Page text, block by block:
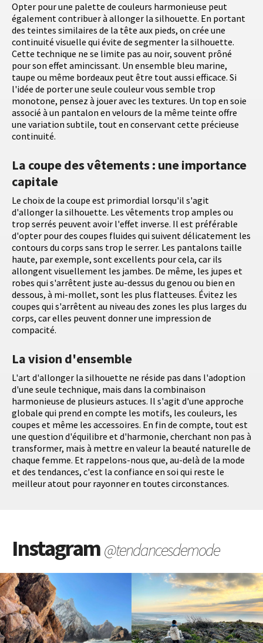
Opter pour une palette de couleurs harmonieuse peut
également contribuer à allonger la silhouette. En portant
des teintes similaires de la tête aux pieds, on crée une
continuité visuelle qui évite de segmenter la silhouette.
Cette technique ne se limite pas au noir, souvent prôné
pour son effet amincissant. Un ensemble bleu marine,
taupe ou même bordeaux peut être tout aussi efficace. Si
l'idée de porter une seule couleur vous semble trop
monotone, pensez à jouer avec les textures. Un top en soie
associé à un pantalon en velours de la même teinte offre
une variation subtile, tout en conservant cette précieuse
continuité.
La coupe des vêtements : une importance
capitale
Le choix de la coupe est primordial lorsqu'il s'agit
d'allonger la silhouette. Les vêtements trop amples ou
trop serrés peuvent avoir l'effet inverse. Il est préférable
d'opter pour des coupes fluides qui suivent délicatement les
contours du corps sans trop le serrer. Les pantalons taille
haute, par exemple, sont excellents pour cela, car ils
allongent visuellement les jambes. De même, les jupes et
robes qui s'arrêtent juste au-dessus du genou ou bien en
dessous, à mi-mollet, sont les plus flatteuses. Évitez les
coupes qui s'arrêtent au niveau des zones les plus larges du
corps, car elles peuvent donner une impression de
compacité.
La vision d'ensemble
L'art d'allonger la silhouette ne réside pas dans l'adoption
d'une seule technique, mais dans la combinaison
harmonieuse de plusieurs astuces. Il s'agit d'une approche
globale qui prend en compte les motifs, les couleurs, les
coupes et même les accessoires. En fin de compte, tout est
une question d'équilibre et d'harmonie, cherchant non pas à
transformer, mais à mettre en valeur la beauté naturelle de
chaque femme. Et rappelons-nous que, au-delà de la mode
et des tendances, c'est la confiance en soi qui reste le
meilleur atout pour rayonner en toutes circonstances.
Instagram@tendancesdemode